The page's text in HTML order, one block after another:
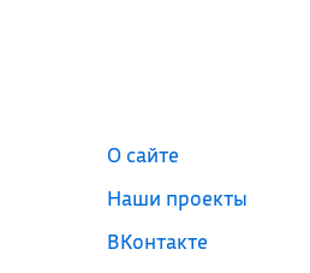
О сайте
Наши проекты
ВКонтакте